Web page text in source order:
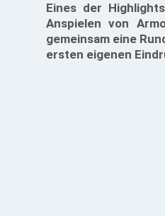
Eines der
Anspielen von
gemeinsam eine
ersten eigenen